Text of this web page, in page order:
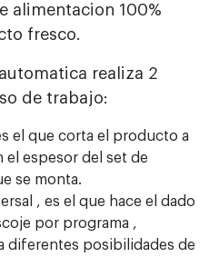
alimentacion 100%
fresco.
realiza 2
de trabajo:
el que corta el producto a
el espesor del set de
se monta.
, es el que hace el dado
por programa ,
diferentes posibilidades de